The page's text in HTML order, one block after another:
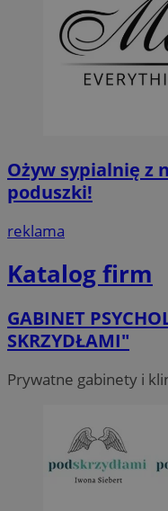
Ożyw sypialnię z
poduszki!
reklama
Katalog firm
GABINET
SKRZYDŁAMI"
Prywatne gabinety i